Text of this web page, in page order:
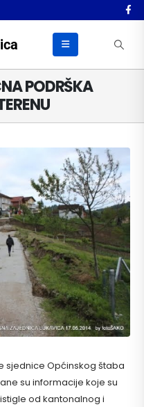
PODRŠKA
sjednice Općinskog štaba
su informacije koje su
od kantonalnog i